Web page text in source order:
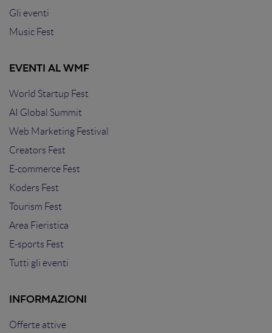
Gli eventi
Music Fest
EVENTI AL WMF
World Startup Fest
AI Global Summit
Web Marketing Festival
Creators Fest
E-commerce Fest
Koders Fest
Tourism Fest
Area Fieristica
E-sports Fest
Tutti gli eventi
INFORMAZIONI
Offerte attive